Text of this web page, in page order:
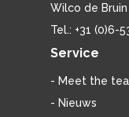
Wilco de Bruin
Tel.: +31 (0)6-
Service
- Meet the
- Nieuws